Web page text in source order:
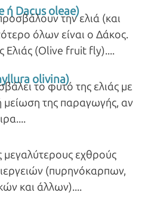
ή Dacus oleae)
την ελιά (και
όλων είναι ο Δάκος.
Ελιάς (Olive fruit fly).
olivina)
το φυτό της ελιάς με
μείωση της παραγωγής, αν
μεγαλύτερους εχθρούς
(πυρηνόκαρπων,
και άλλων).